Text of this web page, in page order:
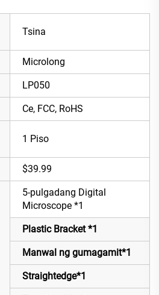
Tsina
Microlong
LP050
Ce, FCC, RoHS
1 Piso
$39.99
5-pulgadang Digital
Microscope *1
Plastic Bracket *1
Manwal ng gumagamit*1
Straightedge*1